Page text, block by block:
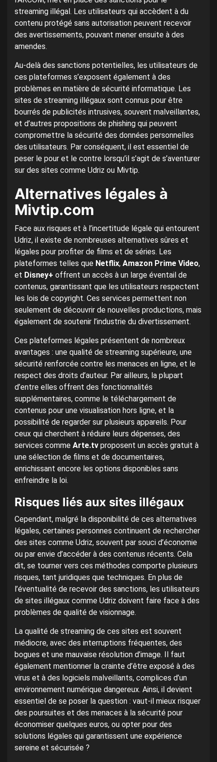
streaming illégal. Les utilisateurs qui accèdent à du
contenu protégé sans autorisation peuvent recevoir
des avertissements, pouvant mener ensuite à des
amendes.
Au-delà des sanctions potentielles, les utilisateurs de
ces plateformes s’exposent également à des
problèmes en matière de sécurité informatique. Les
sites de streaming illégaux sont connus pour être
bourrés de publicités intrusives, souvent malveillantes,
et d’autres propositions de phishing qui peuvent
compromettre la sécurité des données personnelles
des utilisateurs. Par conséquent, il est essentiel de
peser le pour et le contre lorsqu’il s’agit de s’aventurer
sur des sites comme Udriz ou Mivtip.
Alternatives légales à
Mivtip.com
Face aux risques et à l’incertitude légale qui entourent
Udriz, il existe de nombreuses alternatives sûres et
légales pour profiter de films et de séries. Les
plateformes telles que Netflix, Amazon Prime Video,
et Disney+ offrent un accès à un large éventail de
contenus, garantissant que les utilisateurs respectent
les lois de copyright. Ces services permettent non
seulement de découvrir de nouvelles productions, mais
également de soutenir l’industrie du divertissement.
Ces plateformes légales présentent de nombreux
avantages : une qualité de streaming supérieure, une
sécurité renforcée contre les menaces en ligne, et le
respect des droits d’auteur. Par ailleurs, la plupart
d’entre elles offrent des fonctionnalités
supplémentaires, comme le téléchargement de
contenus pour une visualisation hors ligne, et la
possibilité de regarder sur plusieurs appareils. Pour
ceux qui cherchent à réduire leurs dépenses, des
services comme Arte.tv proposent un accès gratuit à
une sélection de films et de documentaires,
enrichissant encore les options disponibles sans
enfreindre la loi.
Risques liés aux sites illégaux
Cependant, malgré la disponibilité de ces alternatives
légales, certaines personnes continuent de rechercher
des sites comme Udriz, souvent par souci d’économie
ou par envie d’accéder à des contenus récents. Cela
dit, se tourner vers ces méthodes comporte plusieurs
risques, tant juridiques que techniques. En plus de
l’éventualité de recevoir des sanctions, les utilisateurs
de sites illégaux comme Udriz doivent faire face à des
problèmes de qualité de visionnage.
La qualité de streaming de ces sites est souvent
médiocre, avec des interruptions fréquentes, des
bogues et une mauvaise résolution d’image. Il faut
également mentionner la crainte d’être exposé à des
virus et à des logiciels malveillants, complices d’un
environnement numérique dangereux. Ainsi, il devient
essentiel de se poser la question : vaut-il mieux risquer
des poursuites et des menaces à la sécurité pour
économiser quelques euros, ou opter pour des
solutions légales qui garantissent une expérience
sereine et sécurisée ?